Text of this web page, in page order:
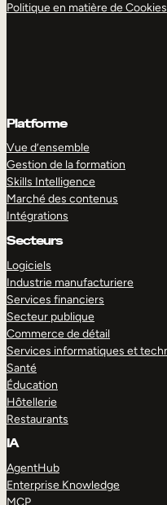
Politique en matière de Cookies
Platforme
Vue d’ensemble
Gestion de la formation
Skills Intelligence
Marché des contenus
Intégrations
Secteurs
Logiciels
Industrie manufacturiere
Services financiers
Secteur publique
Commerce de détail
Services informatiques et
Santé
Éducation
Hôtellerie
Restaurants
IA
AgentHub
Enterprise Knowledge
MCP